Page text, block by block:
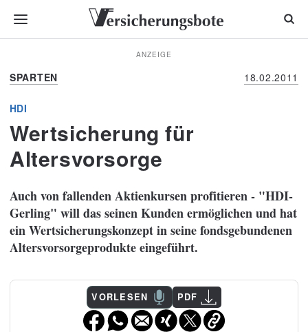
ANZEIGE
SPARTEN 18.02.2011
HDI
Wertsicherung für
Altersvorsorge
Auch von fallenden Aktienkursen profitieren - "HDI-
Gerling" will das seinen Kunden ermöglichen und hat
ein Wertsicherungskonzept in seine fondsgebundenen
Altersvorsorgeprodukte eingeführt.
VORLESEN PDF